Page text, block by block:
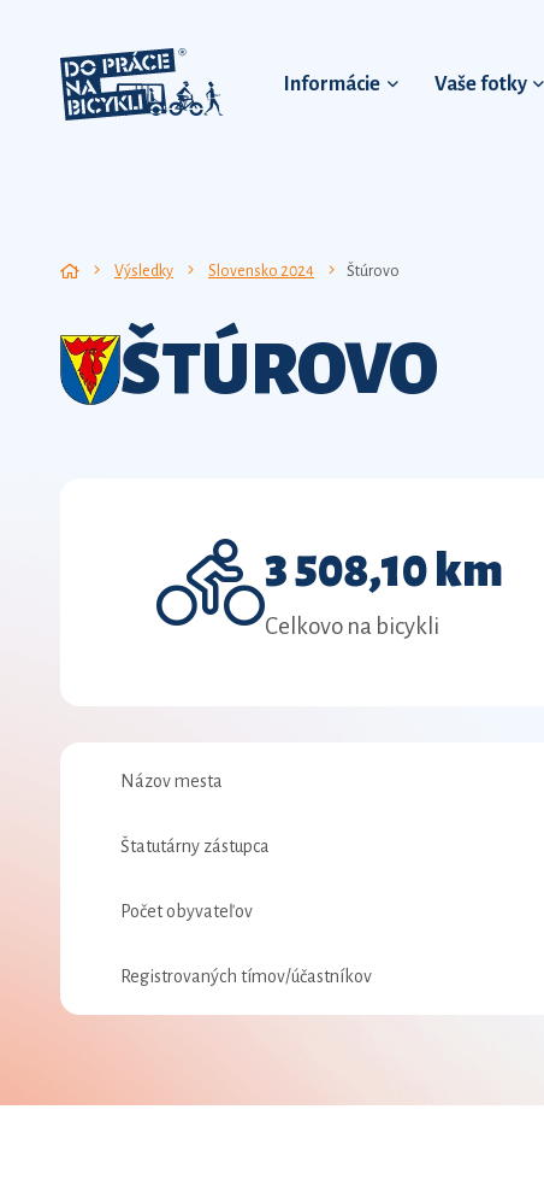
Informácie Vaše fotky
Výsledky Slovensko 2024 Štúrovo
ŠTÚROVO
3 508,10 km
Celkovo na bicykli
Názov mesta
Štatutárny zástupca
Počet obyvateľov
Registrovaných tímov/účastníkov